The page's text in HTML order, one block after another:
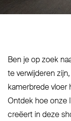
Ben je op zoek
te ver­wijderen
kamerbrede vloer
Ontdek hoe onze
creëert in deze